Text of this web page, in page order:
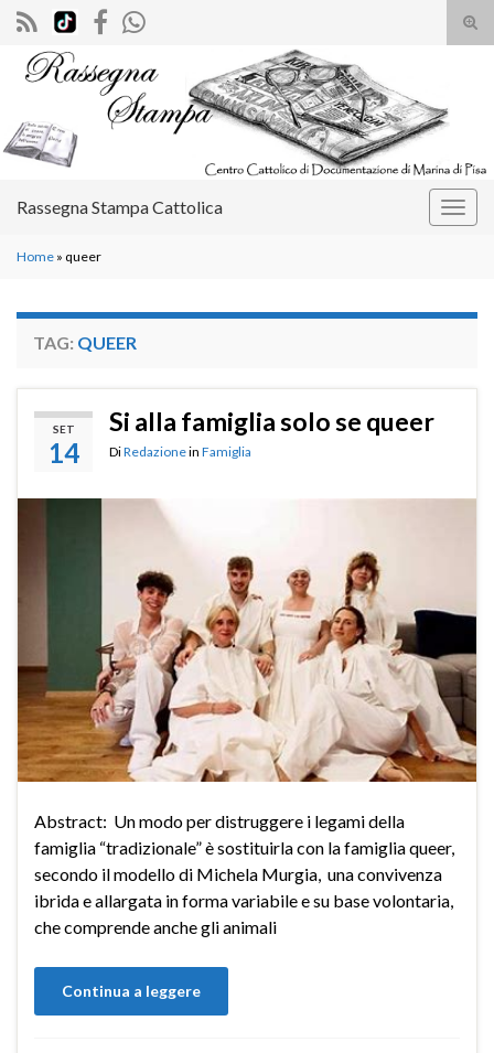
il
Search for:
Rassegna Stampa Cattolica
Home » queer
TAG: QUEER
SET
14
Si alla famiglia solo se queer
DiRedazionein Famiglia
Abstract: Un modo per distruggere i legami della
famiglia “tradizionale” è sostituirla con la famiglia queer,
secondo il modello di Michela Murgia, una convivenza
ibrida e allargata in forma variabile e su base volontaria,
che comprende anche gli animali
Continua a leggere